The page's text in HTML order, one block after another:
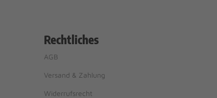
Rechtliches
AGB
Versand & Zahlung
Widerrufsrecht